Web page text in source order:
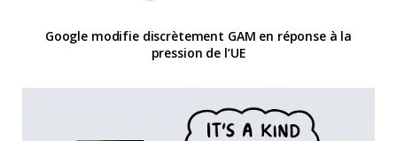
Google modifie discrètement GAM en réponse à la
pression de l’UE